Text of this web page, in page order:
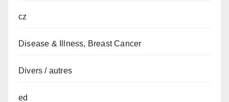
cz
Disease & Illness, Breast Cancer
Divers / autres
ed